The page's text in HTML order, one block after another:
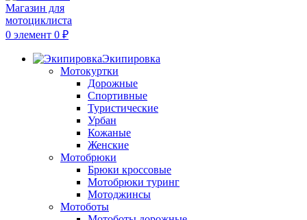
0 элемент 0 ₽
Экипировка
Мотокуртки
Дорожные
Спортивные
Туристические
Урбан
Кожаные
Женские
Мотобрюки
Брюки кроссовые
Мотобрюки туринг
Мотоджинсы
Мотоботы